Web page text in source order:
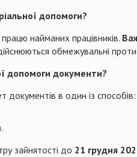
допомоги?
найманих працівників.
обмежувальні
допомоги документи?
в один із способів:
зайнятості до 21 грудня